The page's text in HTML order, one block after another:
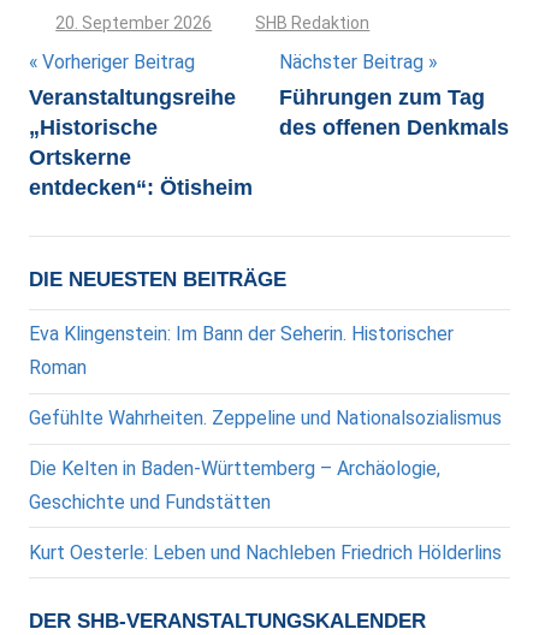
20. September 2026 SHB Redaktion
Beitragsnavigation
Vorheriger Beitrag
Veranstaltungsreihe
„Historische
Ortskerne
entdecken“: Ötisheim
Nächster Beitrag
Führungen zum Tag
des offenen Denkmals
DIE NEUESTEN BEITRÄGE
Eva Klingenstein: Im Bann der Seherin. Historischer
Roman
Gefühlte Wahrheiten. Zeppeline und Nationalsozialismus
Die Kelten in Baden-Württemberg – Archäologie,
Geschichte und Fundstätten
Kurt Oesterle: Leben und Nachleben Friedrich Hölderlins
DER SHB-VERANSTALTUNGSKALENDER